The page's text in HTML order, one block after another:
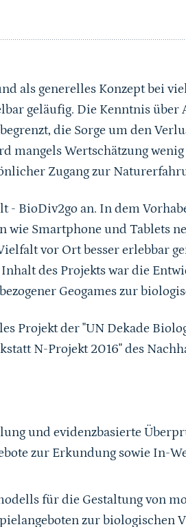
als generelles Konzept bei
geläufig. Die Kenntnis über
die Sorge um den
mangels Wertschätzung
Zugang zur
- BioDiv2go an. In dem
Smartphone und Tablets
vor Ort besser erlebbar
des Projekts war die
Geogames zur
Projekt der "UN Dekade
N-Projekt 2016" des
und evidenzbasierte
zur Erkundung sowie In-
für die Gestaltung von
zur biologischen